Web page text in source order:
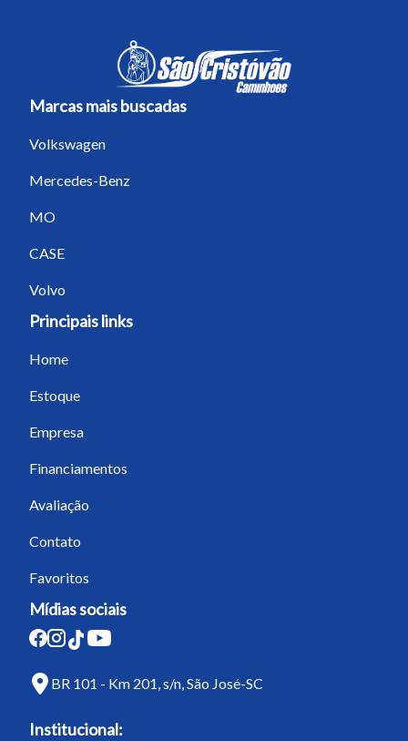
teclado.
Marcas mais buscadas
Volkswagen
Mercedes-Benz
MO
CASE
Volvo
Principais links
Home
Estoque
Empresa
Financiamentos
Avaliação
Contato
Favoritos
Mídias sociais
BR 101 - Km 201, s/n, São José-SC
Institucional: